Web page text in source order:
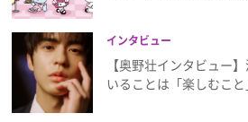
インタビュー
【奥野壮インタビュー
いることは「楽しむこ